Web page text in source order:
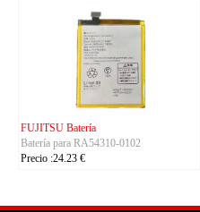
KYOCERA Batería
Batería para 5AAXBT155
Precio :24.23 €